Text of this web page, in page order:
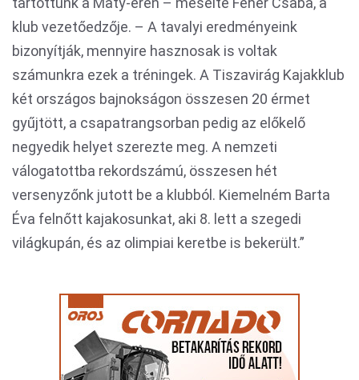
klub vezetőedzője. – A tavalyi eredményeink
bizonyítják, mennyire hasznosak is voltak
számunkra ezek a tréningek. A Tiszavirág Kajakklub
két országos bajnokságon összesen 20 érmet
gyűjtött, a csapatrangsorban pedig az előkelő
negyedik helyet szerezte meg. A nemzeti
válogatottba rekordszámú, összesen hét
versenyzőnk jutott be a klubból. Kiemelném Barta
Éva felnőtt kajakosunkat, aki 8. lett a szegedi
világkupán, és az olimpiai keretbe is bekerült.”